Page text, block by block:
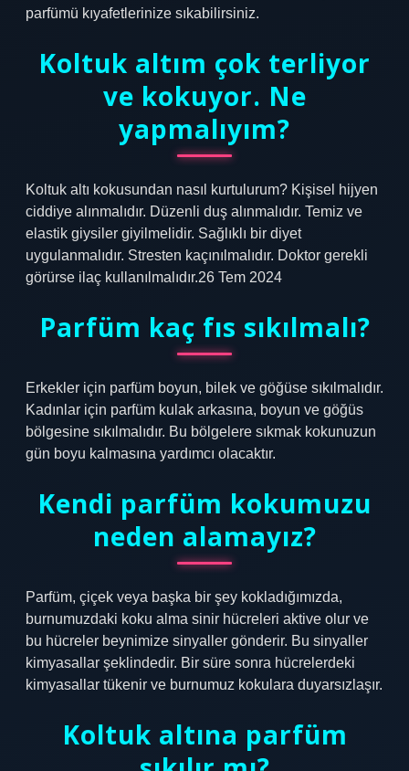
parfümü kıyafetlerinize sıkabilirsiniz.
Koltuk altım çok terliyor
ve kokuyor. Ne
yapmalıyım?
Koltuk altı kokusundan nasıl kurtulurum? Kişisel hijyen
ciddiye alınmalıdır. Düzenli duş alınmalıdır. Temiz ve
elastik giysiler giyilmelidir. Sağlıklı bir diyet
uygulanmalıdır. Stresten kaçınılmalıdır. Doktor gerekli
görürse ilaç kullanılmalıdır.26 Tem 2024
Parfüm kaç fıs sıkılmalı?
Erkekler için parfüm boyun, bilek ve göğüse sıkılmalıdır.
Kadınlar için parfüm kulak arkasına, boyun ve göğüs
bölgesine sıkılmalıdır. Bu bölgelere sıkmak kokunuzun
gün boyu kalmasına yardımcı olacaktır.
Kendi parfüm kokumuzu
neden alamayız?
Parfüm, çiçek veya başka bir şey kokladığımızda,
burnumuzdaki koku alma sinir hücreleri aktive olur ve
bu hücreler beynimize sinyaller gönderir. Bu sinyaller
kimyasallar şeklindedir. Bir süre sonra hücrelerdeki
kimyasallar tükenir ve burnumuz kokulara duyarsızlaşır.
Koltuk altına parfüm